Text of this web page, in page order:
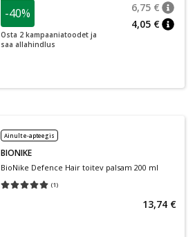
-40%
Osta 2 kampaaniatoodet ja
saa allahindlus
6,75 €
4,05 €
Ainult e-apteegis
BIONIKE
BioNike Defence Hair toitev palsam 200 ml
(1)
Keskmine hinnang 5.00
13,74 €